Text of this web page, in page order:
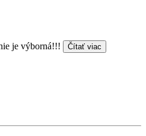
je výborná!!!
Čítať viac